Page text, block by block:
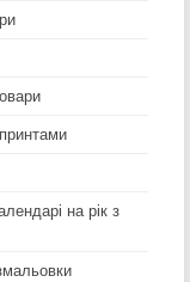
на рік з